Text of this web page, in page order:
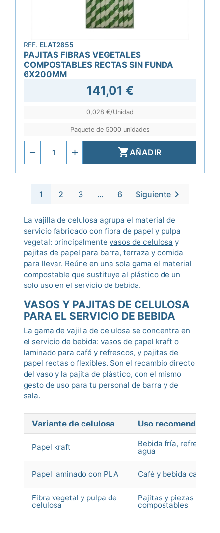
REF. ELAT2855
PAJITAS FIBRAS VEGETALES
COMPOSTABLES RECTAS SIN FUNDA
6X200MM
141,01 €
0,028 €/Unidad
Paquete de 5000 unidades
AÑADIR
1 2 3 … 6 Siguiente 
La vajilla de celulosa agrupa el material de
servicio fabricado con fibra de papel y pulpa
vegetal: principalmente vasos de celulosa y
pajitas de papel para barra, terraza y comida
para llevar. Reúne en una sola gama el material
compostable que sustituye al plástico de un
solo uso en el servicio de bebida.
VASOS Y PAJITAS DE CELULOSA
PARA EL SERVICIO DE BEBIDA
La gama de vajilla de celulosa se concentra en
el servicio de bebida: vasos de papel kraft o
laminado para café y refrescos, y pajitas de
papel rectas o flexibles. Son el recambio directo
del vaso y la pajita de plástico, con el mismo
gesto de uso para tu personal de barra y de
sala.
Variante de celulosa Uso recomendado
Papel kraft Bebida fría, refrescos y
agua
Papel laminado con PLA Café y bebida caliente
Fibra vegetal y pulpa de
celulosa
Pajitas y piezas
compostables